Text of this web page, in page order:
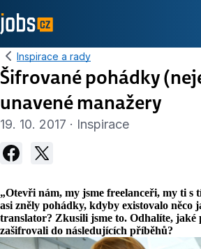
Inspirace a rady
Šifrované pohádky
unavené manažery
19. 10. 2017 · Inspirace
„Otevři nám, my jsme freelanceři, my ti s
asi zněly pohádky, kdyby existovalo něco
translator? Zkusili jsme to. Odhalíte, jaké
zašifrovali do následujících příběhů?